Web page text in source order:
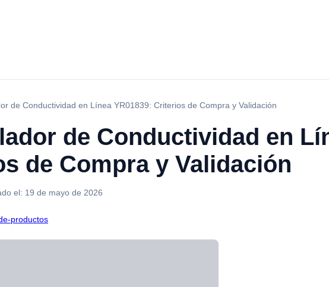
de Conductividad en Línea YR01839: Criterios de Compra y Validación
de Conductividad en
de Compra y Validación
el: 19 de mayo de 2026
productos